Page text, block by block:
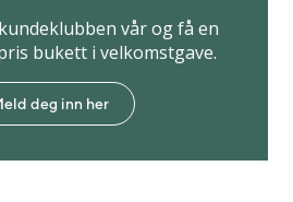
vår og få en
bukett i velkomstgave.
deg inn her